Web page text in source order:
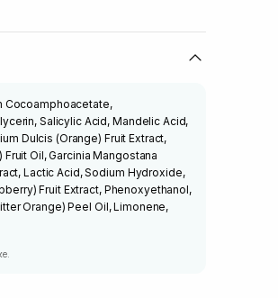
Cocoamphoacetate,
Salicylic Acid, Mandelic Acid,
Dulcis (Orange) Fruit Extract,
Oil, Garcinia Mangostana
Lactic Acid, Sodium Hydroxide,
Fruit Extract, Phenoxyethanol,
Orange) Peel Oil, Limonene,